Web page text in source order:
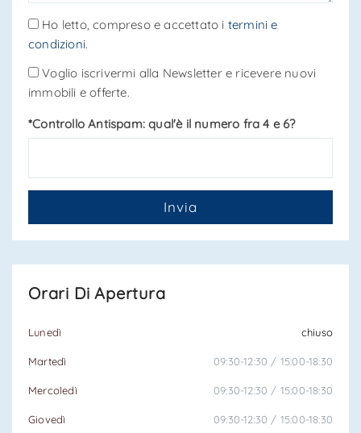
Ho letto, compreso e accettato i termini e
condizioni.
Voglio iscrivermi alla Newsletter e ricevere nuovi
immobili e offerte.
*Controllo Antispam: qual'è il numero fra 4 e 6?
Invia
Orari Di Apertura
Lunedì chiuso
Martedì 09:30-12:30 / 15:00-18:30
Mercoledì 09:30-12:30 / 15:00-18:30
Giovedì 09:30-12:30 / 15:00-18:30